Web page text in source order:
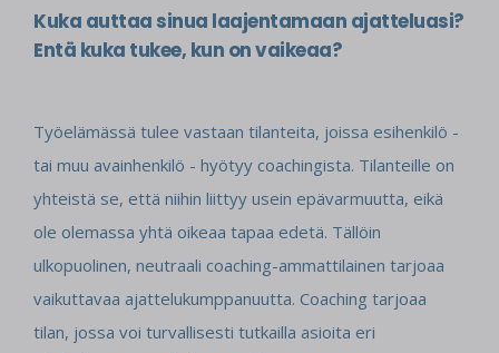
Kuka auttaa sinua laajentamaan ajatteluasi?
Entä kuka tukee, kun on vaikeaa?
Työelämässä tulee vastaan tilanteita, joissa esihenkilö -
tai muu avainhenkilö - hyötyy coachingista. Tilanteille on
yhteistä se, että niihin liittyy usein epävarmuutta, eikä
ole olemassa yhtä oikeaa tapaa edetä. Tällöin
ulkopuolinen, neutraali coaching-ammattilainen tarjoaa
vaikuttavaa ajattelukumppanuutta. Coaching tarjoaa
tilan, jossa voi turvallisesti tutkailla asioita eri